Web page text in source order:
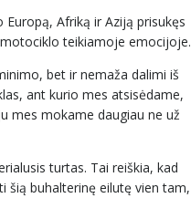
Afriką ir Aziją prisukęs
teikiamoje emocijoje.
bet ir nemaža dalimi iš
ant kurio mes atsisėdame,
mes mokame daugiau ne už
turtas. Tai reiškia, kad
šią buhalterinę eilutę vien tam,